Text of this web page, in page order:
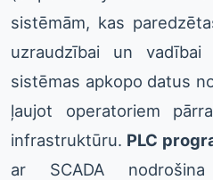
sistēmām, kas
uzraudzībai un vadībai
sistēmas apkopo datus
ļaujot operatoriem
infrastruktūru. PLC
ar SCADA